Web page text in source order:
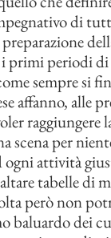
di
primi periodi
sempre si
affanno, alle
raggiungere
scena per
ogni attività
tabelle di
però non
baluardo dei